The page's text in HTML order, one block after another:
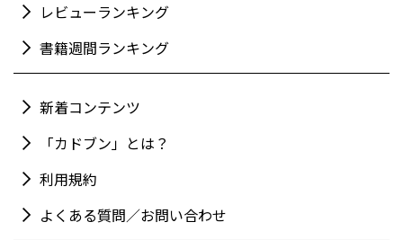
レビューランキング
書籍週間ランキング
新着コンテンツ
「カドブン」とは？
利用規約
よくある質問／お問い合わせ